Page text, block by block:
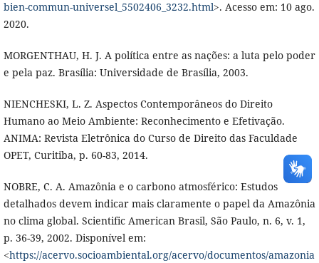
bien-commun-universel_5502406_3232.html>. Acesso em: 10 ago.
2020.
MORGENTHAU, H. J. A política entre as nações: a luta pelo poder
e pela paz. Brasília: Universidade de Brasília, 2003.
NIENCHESKI, L. Z. Aspectos Contemporâneos do Direito
Humano ao Meio Ambiente: Reconhecimento e Efetivação.
ANIMA: Revista Eletrônica do Curso de Direito das Faculdade
OPET, Curitiba, p. 60-83, 2014.
NOBRE, C. A. Amazônia e o carbono atmosférico: Estudos
detalhados devem indicar mais claramente o papel da Amazônia
no clima global. Scientific American Brasil, São Paulo, n. 6, v. 1,
p. 36-39, 2002. Disponível em:
<https://acervo.socioambiental.org/acervo/documentos/amazonia